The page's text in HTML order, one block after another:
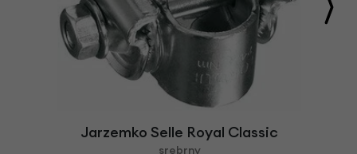
Jarzemko Selle Royal Classic
srebrny